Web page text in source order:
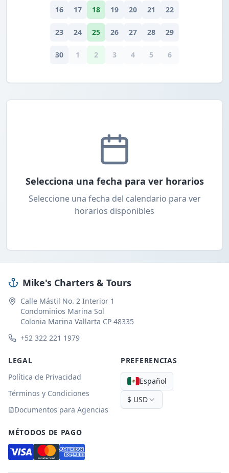
16 17 18 19 20 21 22
23 24 25 26 27 28 29
30 1 2 3 4 5 6
Selecciona una fecha para ver horarios
Seleccione una fecha del calendario para ver
horarios disponibles
Mike's Charters & Tours
Calle Mástil No. 2 Interior 1
Condominios Marina Sol
Colonia Marina Vallarta CP 48335
+52 322 221 1979
LEGAL
Política de Privacidad
Términos y Condiciones
Documentos para Agencias
PREFERENCIAS
Español
$ USD
MÉTODOS DE PAGO